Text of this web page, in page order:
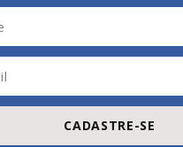
CADASTRE-SE